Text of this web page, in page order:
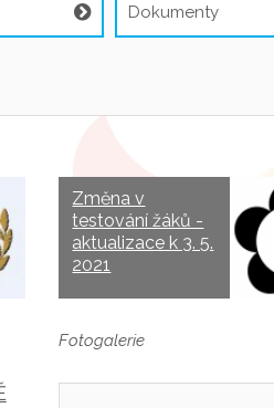
Dokumenty
Změna v
testování žáků -
aktualizace k 3. 5.
2021
Fotogalerie